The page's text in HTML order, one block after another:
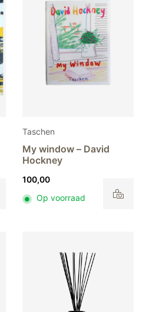
productpagina
Taschen
My window – David
Hockney
100,00
Op voorraad